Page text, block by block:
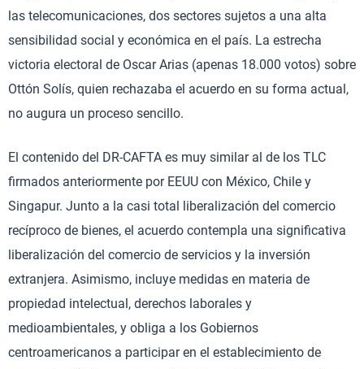
las telecomunicaciones, dos sectores sujetos a una alta
sensibilidad social y económica en el país. La estrecha
victoria electoral de Oscar Arias (apenas 18.000 votos) sobre
Ottón Solís, quien rechazaba el acuerdo en su forma actual,
no augura un proceso sencillo.
El contenido del DR-CAFTA es muy similar al de los TLC
firmados anteriormente por EEUU con México, Chile y
Singapur. Junto a la casi total liberalización del comercio
recíproco de bienes, el acuerdo contempla una significativa
liberalización del comercio de servicios y la inversión
extranjera. Asimismo, incluye medidas en materia de
propiedad intelectual, derechos laborales y
medioambientales, y obliga a los Gobiernos
centroamericanos a participar en el establecimiento de